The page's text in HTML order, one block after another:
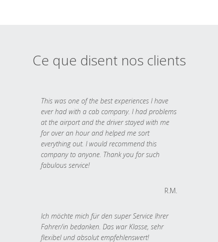
Ce que disent nos clients
This was one of the best experiences I have
ever had with a cab company. I had problems
at the airport and the driver stayed with me
for over an hour and helped me sort
everything out. I would recommend this
company to anyone. Thank you for such
fabulous service!
R.M.
Ich möchte mich für den super Service Ihrer
Fahrer/in bedanken. Das war Klasse, sehr
flexibel und absolut empfehlenswert!